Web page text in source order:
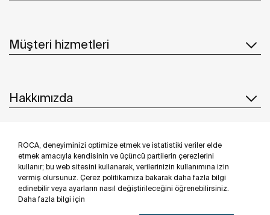
ROCA, deneyiminizi optimize etmek ve istatistiki veriler elde
etmek amacıyla kendisinin ve üçüncü partilerin çerezlerini
kullanır; bu web sitesini kullanarak, verilerinizin kullanımına izin
vermiş olursunuz. Çerez politikamıza bakarak daha fazla bilgi
edinebilir veya ayarların nasıl değiştirileceğini öğrenebilirsiniz.
Daha fazla bilgi için
Müşteri hizmetleri
Hakkımızda
İlham & Fikirler
Bizi takip edin